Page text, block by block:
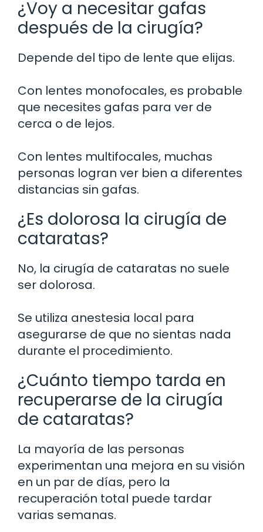
¿Voy a necesitar gafas
después de la cirugía?
Depende del tipo de lente que elijas.
Con lentes monofocales, es probable
que necesites gafas para ver de
cerca o de lejos.
Con lentes multifocales, muchas
personas logran ver bien a diferentes
distancias sin gafas.
¿Es dolorosa la cirugía de
cataratas?
No, la cirugía de cataratas no suele
ser dolorosa.
Se utiliza anestesia local para
asegurarse de que no sientas nada
durante el procedimiento.
¿Cuánto tiempo tarda en
recuperarse de la cirugía
de cataratas?
La mayoría de las personas
experimentan una mejora en su visión
en un par de días, pero la
recuperación total puede tardar
varias semanas.